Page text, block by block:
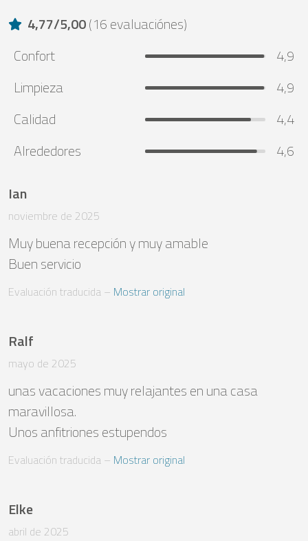
4,77/5,00(16 evaluaciónes)
Confort
4,9
Limpieza
4,9
Calidad
4,4
Alrededores
4,6
Ian
noviembre de 2025
Muy buena recepción y muy amable
Buen servicio
Evaluación traducida – Mostrar original
Ralf
mayo de 2025
unas vacaciones muy relajantes en una casa
maravillosa.
Unos anfitriones estupendos
Evaluación traducida – Mostrar original
Elke
abril de 2025